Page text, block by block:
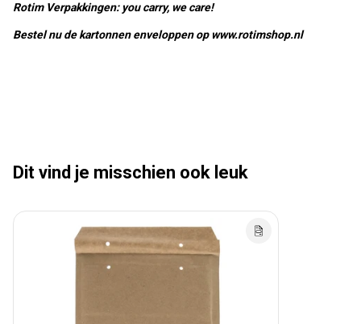
Rotim Verpakkingen: you carry, we care!
Bestel nu de kartonnen enveloppen op www.rotimshop.nl
Dit vind je misschien ook leuk